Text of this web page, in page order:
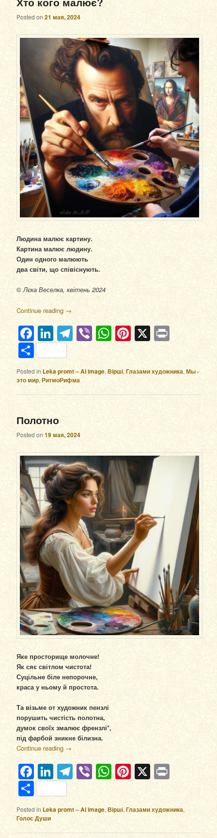
Posted on21 мая, 2024
Людина малює картину.
Картина малює людину.
Один одного малюють
два світи, що співіснують.
©Лєка Веселка, квітень 2024
Continue reading →
Facebook
LinkedIn
Telegram
ViberWhatsApp
Pinterest
X
Отправить
Posted in Leka promt – AI image,Вірші,Глазами художника,Мы -
это мир,РитмоРифма
Полотно
Posted on19 мая, 2024
Яке просторище молочне!
Як сяє світлом чистота!
Суцільне біле непорочне,
краса у ньому й простота.
Та візьме от художник пензлі
порушить чистість полотна,
думок своїх змалює френзлі*,
під фарбой зникне білизна.
Continue reading →
Facebook
LinkedIn
Telegram
ViberWhatsApp
Pinterest
X
Отправить
Posted in Leka promt – AI image,Вірші,Глазами художника,
Голос Души